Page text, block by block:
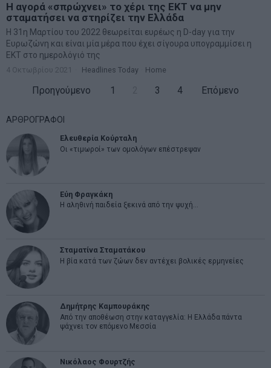
Η αγορά «σπρώχνει» το χέρι της ΕΚΤ να μην
σταματήσει να στηρίζει την Ελλάδα
Η 31η Μαρτίου του 2022 θεωρείται ευρέως η D-day για την
Ευρωζώνη και είναι μία μέρα που έχει σίγουρα υπογραμμίσει η
ΕΚΤ στο ημερολόγιό της
4 Οκτωβρίου 2021 Headlines Today Home
Προηγούμενο 1 3 4 Επόμενο
ΑΡΘΡΟΓΡΑΦΟΙ
Ελευθερία Κούρταλη
Οι «τιμωροί» των ομολόγων επέστρεψαν
Εύη Φραγκάκη
Η αληθινή παιδεία ξεκινά από την ψυχή…
Σταματίνα Σταματάκου
Η βία κατά των ζώων δεν αντέχει βολικές ερμηνείες
Δημήτρης Καμπουράκης
Από την αποθέωση στην καταγγελία: Η Ελλάδα πάντα
ψάχνει τον επόμενο Μεσσία
Νικόλαος Φουρτζής